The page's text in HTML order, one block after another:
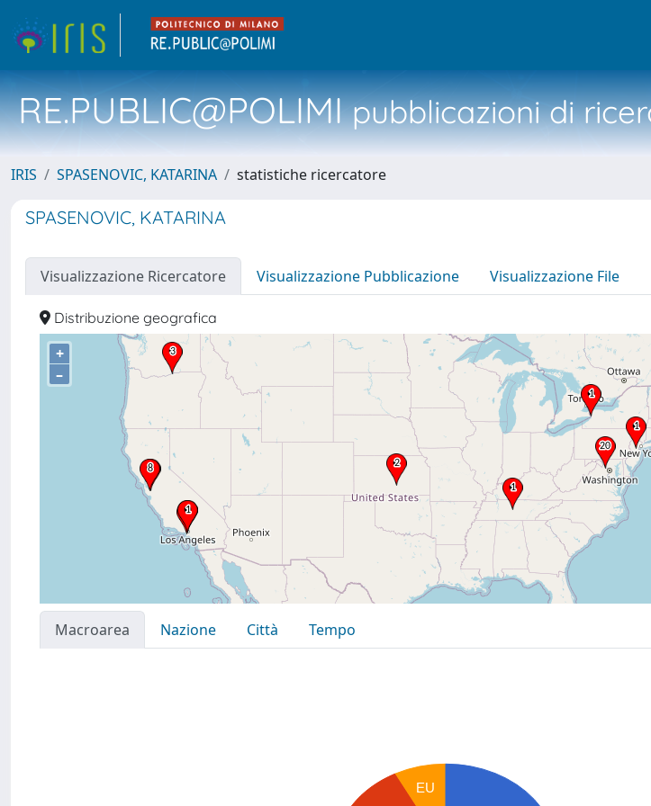
RE.PUBLIC@POLIMIpubblicazioni di
IRIS SPASENOVIC, KATARINA statistiche ricercatore
SPASENOVIC, KATARINA
Visualizzazione Ricercatore Visualizzazione Pubblicazione Visualizzazione File
Distribuzione geografica
+
–
Macroarea Nazione Città
Tempo
EU